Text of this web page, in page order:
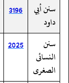
سنن أبي
داود
3196
سنن
النسائى
الصغرى
2025